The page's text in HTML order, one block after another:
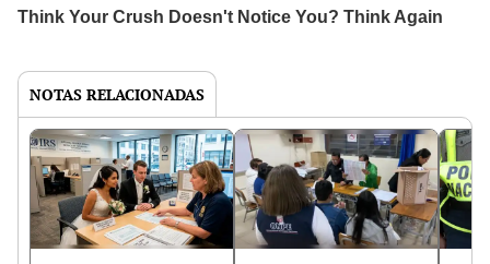
NOTAS RELACIONADAS